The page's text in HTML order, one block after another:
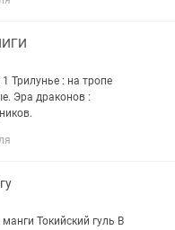
Токийский гуль В